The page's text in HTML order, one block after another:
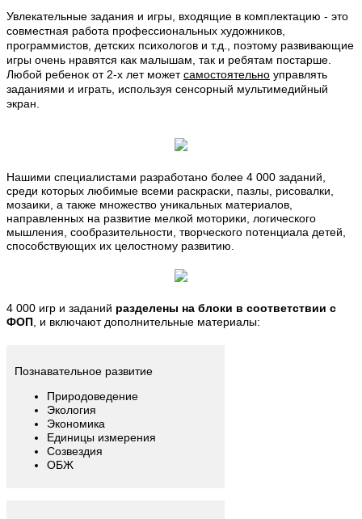
Увлекательные задания и игры, входящие в комплектацию - это
совместная работа профессиональных художников,
программистов, детских психологов и т.д., поэтому развивающие
игры очень нравятся как малышам, так и ребятам постарше.
Любой ребенок от 2-х лет можетсамостоятельно управлять
заданиями и играть, используя сенсорный мультимедийный
экран.
Нашими специалистами разработано более 4 000 заданий,
среди которых любимые всеми раскраски, пазлы, рисовалки,
мозаики, а также множество уникальных материалов,
направленных на развитие мелкой моторики, логического
мышления, сообразительности, творческого потенциала детей,
способствующих их целостному развитию.
4 000 игр и заданий разделены на блоки в соответствии с
ФОП , и включают дополнительные материалы:
Познавательное развитие
Природоведение
Экология
Экономика
Единицы измерения
Созвездия
ОБЖ